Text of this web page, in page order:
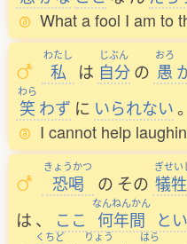
What a fool I am to
わたし
私 は
じぶん
自分 の
おろ
愚
わら
笑 わず に いられない。
I cannot help
きょうかつ
恐喝 の その
ぎせい
犠
は 、 ここ
なんねんかん
何年間 と
くちど りょう はら